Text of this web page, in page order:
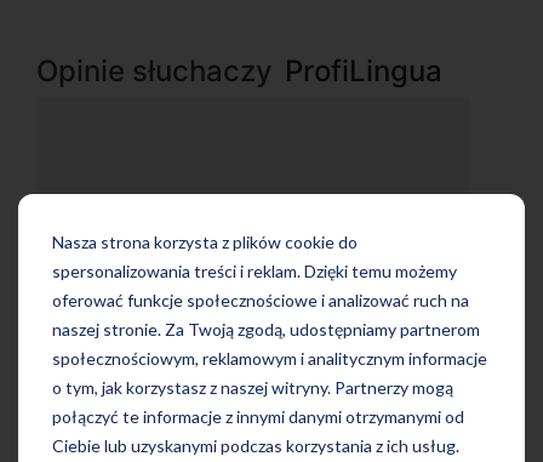
Nasza strona korzysta z plików cookie do
spersonalizowania treści i reklam. Dzięki temu możemy
oferować funkcje społecznościowe i analizować ruch na
naszej stronie. Za Twoją zgodą, udostępniamy partnerom
społecznościowym, reklamowym i analitycznym informacje
o tym, jak korzystasz z naszej witryny. Partnerzy mogą
połączyć te informacje z innymi danymi otrzymanymi od
Ciebie lub uzyskanymi podczas korzystania z ich usług.
Opinie słuchaczy ProfiLingua
„Wygodna, nowoczesna szkoła
położona w dogodnej lokalizacji”